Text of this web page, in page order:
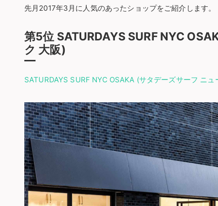
先月2017年3月に人気のあったショップをご紹介します。
第5位 SATURDAYS SURF NYC
ク 大阪)
SATURDAYS SURF NYC OSAKA (サタデーズサーフ ニュ